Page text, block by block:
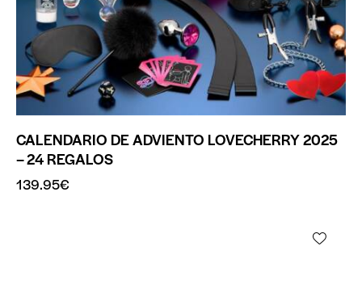
CALENDARIO DE ADVIENTO LOVECHERRY 2025
– 24 REGALOS
139.95€